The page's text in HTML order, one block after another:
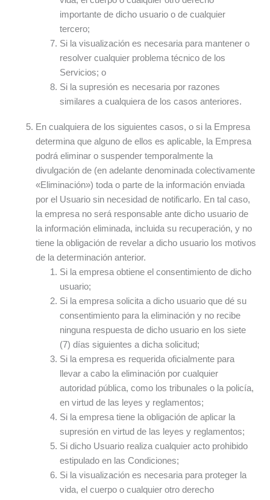
importante de dicho usuario o de cualquier
tercero;
Si la visualización es necesaria para mantener o
resolver cualquier problema técnico de los
Servicios; o
Si la supresión es necesaria por razones
similares a cualquiera de los casos anteriores.
En cualquiera de los siguientes casos, o si la Empresa
determina que alguno de ellos es aplicable, la Empresa
podrá eliminar o suspender temporalmente la
divulgación de (en adelante denominada colectivamente
«Eliminación») toda o parte de la información enviada
por el Usuario sin necesidad de notificarlo. En tal caso,
la empresa no será responsable ante dicho usuario de
la información eliminada, incluida su recuperación, y no
tiene la obligación de revelar a dicho usuario los motivos
de la determinación anterior.
Si la empresa obtiene el consentimiento de dicho
usuario;
Si la empresa solicita a dicho usuario que dé su
consentimiento para la eliminación y no recibe
ninguna respuesta de dicho usuario en los siete
(7) días siguientes a dicha solicitud;
Si la empresa es requerida oficialmente para
llevar a cabo la eliminación por cualquier
autoridad pública, como los tribunales o la policía,
en virtud de las leyes y reglamentos;
Si la empresa tiene la obligación de aplicar la
supresión en virtud de las leyes y reglamentos;
Si dicho Usuario realiza cualquier acto prohibido
estipulado en las Condiciones;
Si la visualización es necesaria para proteger la
vida, el cuerpo o cualquier otro derecho